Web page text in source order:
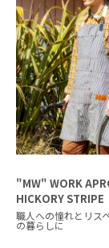
"MW" WORK
HICKORY STRIPE
職人への憧れとリス
の暮らしに